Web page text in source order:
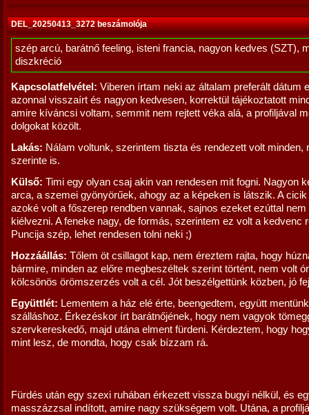
DEL_20250413_3272 beszámolója
szép arcú, barátnő feeling, isteni francia, nagyon kedves (SZT),
diszkréció
Kapcsolatfelvétel: Viberen írtam neki az általam preferált dátum
azonnal visszaírt és nagyon kedvesen, korrektül tájékoztatott
amire kíváncsi voltam, semmit nem rejtett véka alá, a profiljával
dolgokat közölt.
Lakás: Nálam voltunk, szerintem tiszta és rendezett volt minden,
szerinte is.
Külső: Timi egy olyan csaj akin van rendesen mit fogni. Nagyon
arca, a szemei gyönyörűek, ahogy az a képeken is látszik. A
azoké volt a főszerep rendben vannak, sajnos ezeket ezúttal nem
kiélvezni. A feneke nagy, de formás, szerintem ez volt a kedvenc
Puncija szép, lehet rendesen tolni neki ;)
Hozzáállás: Tőlem öt csillagot kap, nem éreztem rajta, hogy
bármire, minden az előre megbeszéltek szerint történt, nem volt
kölcsönös örömszerzés volt a cél. Jót beszélgettünk közben, jó
Együttlét: Lementem a ház elé érte, beengedtem, együtt
szálláshoz. Érkezéskor írt barátnőjének, hogy nem vagyok
szervkereskedő, majd utána elment fürdeni. Kérdeztem, hogy
mint lesz, de mondta, hogy csak bízzam rá.
Fürdés után egy szexi ruhában érkezett vissza bugyi nélkül, és
masszázzsal indított, amire nagy szükségem volt. Utána, a